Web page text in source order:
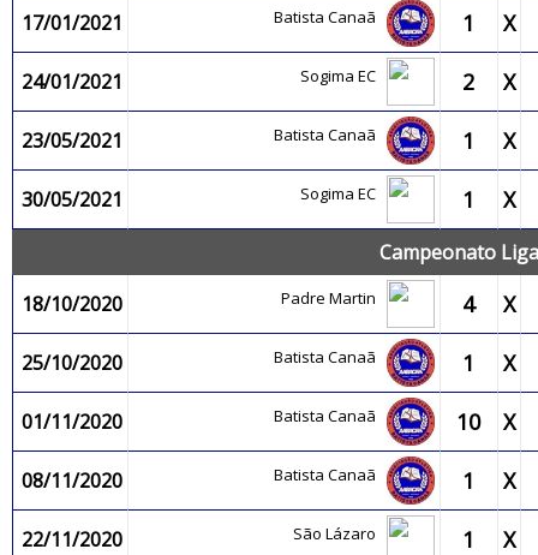
17/01/2021 Batista Canaã 1 X
24/01/2021 Sogima EC 2 X
23/05/2021 Batista Canaã 1 X
30/05/2021 Sogima EC 1 X
Campeonato
18/10/2020
Padre Martin 4 X
25/10/2020 Batista Canaã 1 X
01/11/2020 Batista Canaã 10 X
08/11/2020 Batista Canaã 1 X
22/11/2020 São Lázaro 1 X